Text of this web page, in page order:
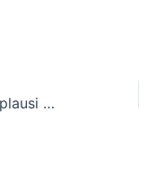
Cus Molise, esordio da applausi nel futsal